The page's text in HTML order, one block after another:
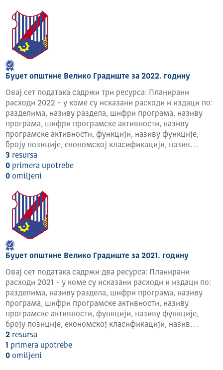
омеђена Дунавом који је у дужини од 20 км раздваја од
суседне Румуније.
Јужним делом општине пролазе магистрални
пут Београд-Кладово и железничка пруга. Од Београда је
удаљена око 110 км, само сат вожње.Велико Градиште је
и са осталим околним градовима повезано добрим
асфалтним саобраћајницама.
Житни трг број 1
12220 Велико Градиште
Орган јединице локалне самоуправе
Делатност државних органа
Буџет општине Велико Градиште за 2022. годину
Овај сет података садржи три ресурса: Планирани
расходи 2022 - у коме су исказани расходи и издаци по:
разделима, називу раздела, шифри програма, називу
програма, шифри програмске активности, називу
програмске активности, функцији, називу функције,
броју позиције, економској класификацији, назив…
3 resursa
0 primera upotrebe
0 omilјeni
Буџет општине Велико Градиште за 2021. годину
Овај сет података садржи два ресурса: Планирани
расходи 2021 - у коме су исказани расходи и издаци по:
разделима, називу раздела, шифри програма, називу
програма, шифри програмске активности, називу
програмске активности, функцији, називу функције,
броју позиције, економској класификацији, назив…
2 resursa
1 primera upotrebe
0 omilјeni